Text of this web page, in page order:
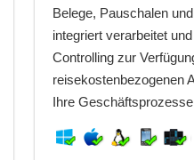
Belege, Pauschalen
integriert verarbeitet
Controlling zur
reisekostenbezogenen
Ihre